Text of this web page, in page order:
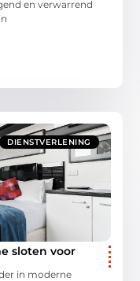
en verwarrend
DIENSTVERLENING
sloten voor
in moderne